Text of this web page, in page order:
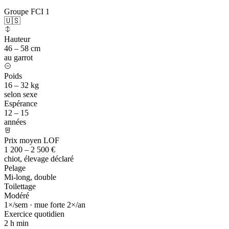
Groupe FCI 1
🇺🇸
Hauteur
46 – 58 cm
au garrot
Poids
16 – 32 kg
selon sexe
Espérance
12 – 15
années
Prix moyen LOF
1 200 – 2 500 €
chiot, élevage déclaré
Pelage
Mi-long, double
Toilettage
Modéré
1×/sem · mue forte 2×/an
Exercice quotidien
2 h min